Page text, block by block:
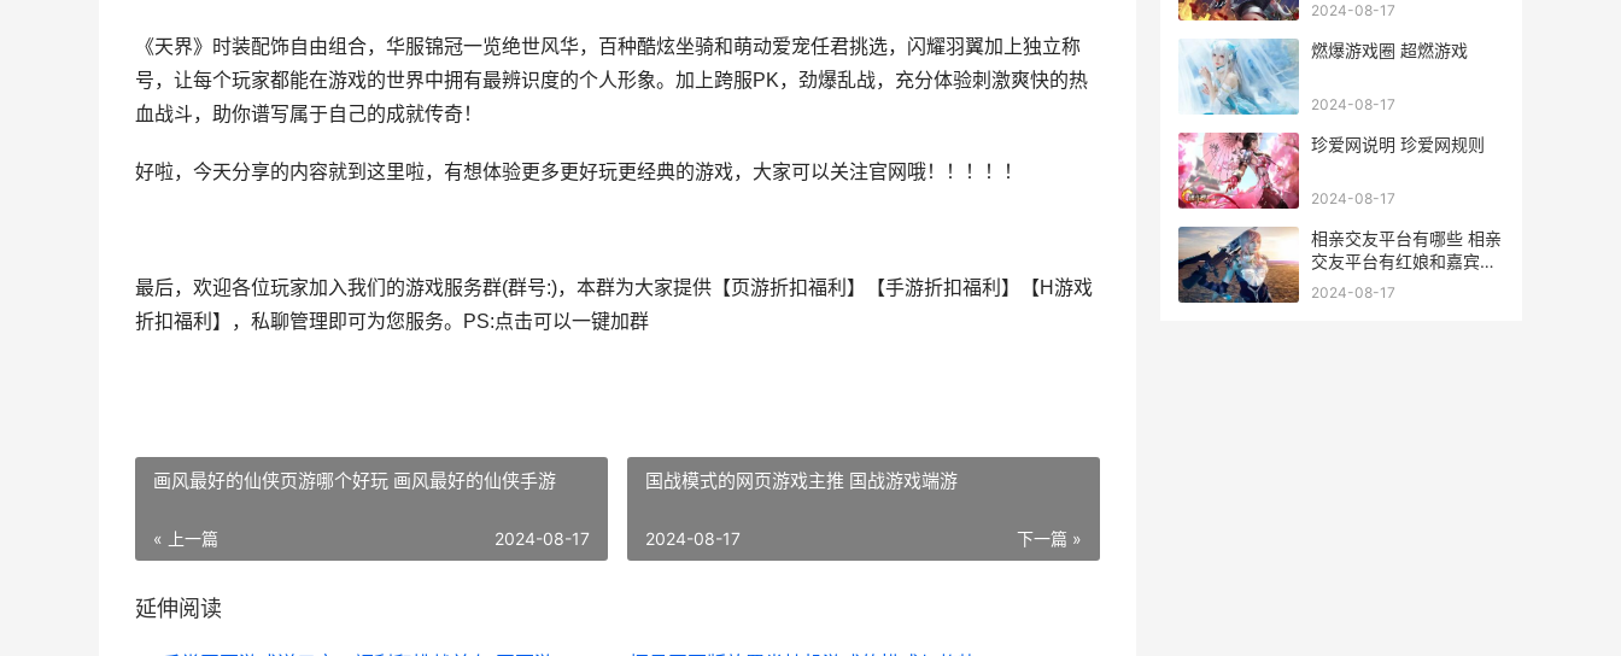
《天界》时装配饰自由组合，华服锦冠一览绝世风华，百种酷炫坐骑和萌动爱宠任君挑选，闪耀羽翼加上独立称
号，让每个玩家都能在游戏的世界中拥有最辨识度的个人形象。加上跨服PK，劲爆乱战，充分体验刺激爽快的热
血战斗，助你谱写属于自己的成就传奇！
好啦，今天分享的内容就到这里啦，有想体验更多更好玩更经典的游戏，大家可以关注官网哦！！！！！
最后，欢迎各位玩家加入我们的游戏服务群(群号:)，本群为大家提供【页游折扣福利 】【手游折扣福利 】【H游戏
折扣福利 】，私聊管理即可为您服务。 PS:点击可以一键加群
画风最好的仙侠页游哪个好玩 画风最好的仙侠手游
« 上一篇 2024-08-17
国战模式的网页游戏主推 国战游戏端游
下一篇 »
2024-08-17
延伸阅读
2024-08-17
燃爆游戏圈 超燃游戏
2024-08-17
珍爱网说明 珍爱网规则
2024-08-17
相亲交友平台有哪些 相亲
交友平台有红娘和嘉宾被
警察抓了怎么办
2024-08-17